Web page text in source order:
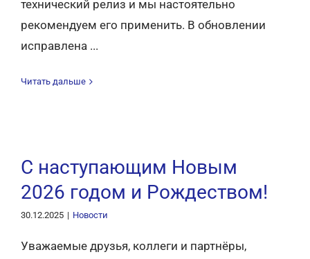
технический релиз и мы настоятельно
рекомендуем его применить. В обновлении
исправлена ...
Читать дальше
С наступающим Новым
2026 годом и Рождеством!
30.12.2025 | Новости
Уважаемые друзья, коллеги и партнёры,